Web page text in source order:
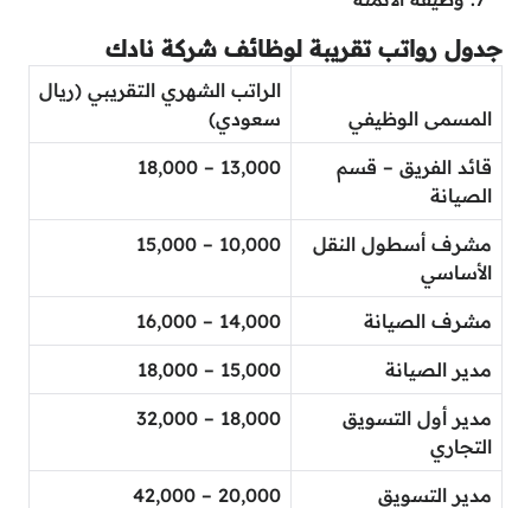
جدول رواتب تقريبة لوظائف شركة نادك
المسمى الوظيفي
الراتب الشهري التقريبي (ريال
سعودي)
قائد الفريق – قسم
الصيانة
13,000 – 18,000
مشرف أسطول النقل
الأساسي
10,000 – 15,000
مشرف الصيانة 14,000 – 16,000
مدير الصيانة 15,000 – 18,000
مدير أول التسويق
التجاري
18,000 – 32,000
مدير التسويق 20,000 – 42,000